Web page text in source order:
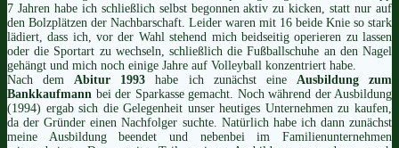
7 Jahren habe ich schließlich selbst begonnen aktiv zu kicken, statt nur auf
den Bolzplätzen der Nachbarschaft. Leider waren mit 16 beide Knie so stark
lädiert, dass ich, vor der Wahl stehend mich beidseitig operieren zu lassen
oder die Sportart zu wechseln, schließlich die Fußballschuhe an den Nagel
gehängt und mich noch einige Jahre auf Volleyball konzentriert habe.
Nach dem Abitur 1993 habe ich zunächst eine Ausbildung zum
Bankkaufmann bei der Sparkasse gemacht. Noch während der Ausbildung
(1994) ergab sich die Gelegenheit unser heutiges Unternehmen zu kaufen,
da der Gründer einen Nachfolger suchte. Natürlich habe ich dann zunächst
meine Ausbildung beendet und nebenbei im Familienunternehmen